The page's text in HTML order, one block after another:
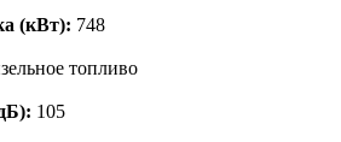
(кВт): 748
топливо
105